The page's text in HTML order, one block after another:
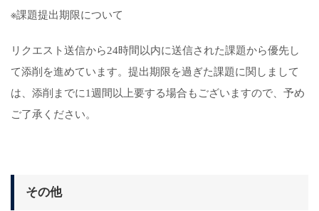
※課題提出期限について
リクエスト送信から24時間以内に送信された課題から優先し
て添削を進めています。提出期限を過ぎた課題に関しまして
は、添削までに1週間以上要する場合もございますので、予め
ご了承ください。
その他